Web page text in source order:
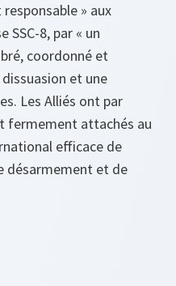
» aux
SSC-8, par « un
coordonné et
et une
Les Alliés ont par
fermement attachés au
efficace de
désarmement et de